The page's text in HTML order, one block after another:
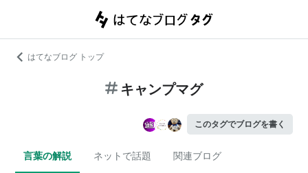
はてなブログ トップ
キャンプマグ
このタグでブログを書く
言葉の解説 ネットで話題 関連ブログ